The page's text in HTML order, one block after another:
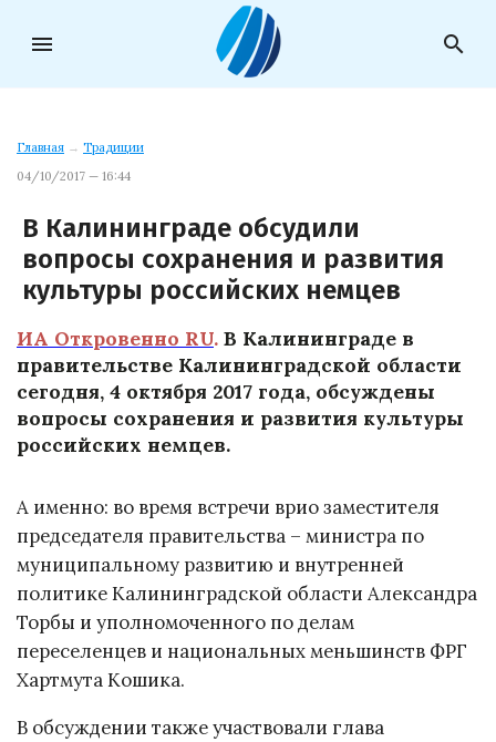
menu search
Главная → Традиции
04/10/2017 — 16:44
В Калининграде обсудили
вопросы сохранения и развития
культуры российских немцев
ИА Откровенно RU. В Калининграде в
правительстве Калининградской области
сегодня, 4 октября 2017 года, обсуждены
вопросы сохранения и развития культуры
российских немцев.
А именно: во время встречи врио заместителя
председателя правительства – министра по
муниципальному развитию и внутренней
политике Калининградской области Александра
Торбы и уполномоченного по делам
переселенцев и национальных меньшинств ФРГ
Хартмута Кошика.
В обсуждении также участвовали глава